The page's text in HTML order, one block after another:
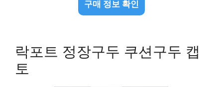
구매 정보 확인
락포트 정장구두 쿠션구두 캡
토